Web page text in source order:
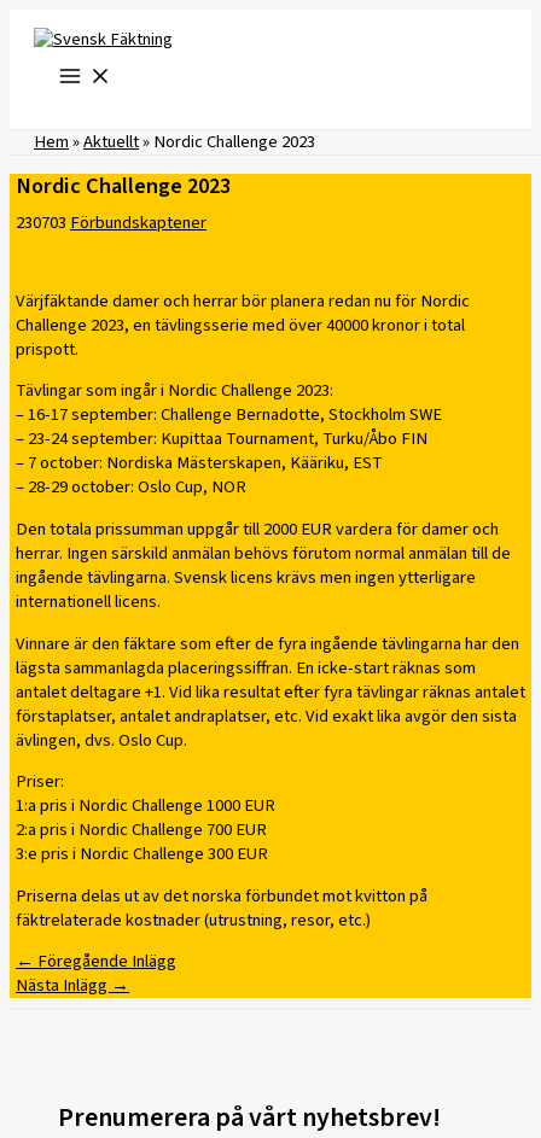
innehåll
Hem»Aktuellt»Nordic Challenge 2023
Nordic Challenge 2023
230703Förbundskaptener
Värjfäktande damer och herrar bör planera redan nu för Nordic
Challenge 2023, en tävlingsserie med över 40000 kronor i total
prispott.
Tävlingar som ingår i Nordic Challenge 2023:
– 16-17 september: Challenge Bernadotte, Stockholm SWE
– 23-24 september: Kupittaa Tournament, Turku/Åbo FIN
– 7 october: Nordiska Mästerskapen, Kääriku, EST
– 28-29 october: Oslo Cup, NOR
Den totala prissumman uppgår till 2000 EUR vardera för damer och
herrar. Ingen särskild anmälan behövs förutom normal anmälan till de
ingående tävlingarna. Svensk licens krävs men ingen ytterligare
internationell licens.
Vinnare är den fäktare som efter de fyra ingående tävlingarna har den
lägsta sammanlagda placeringssiffran. En icke-start räknas som
antalet deltagare +1. Vid lika resultat efter fyra tävlingar räknas antalet
förstaplatser, antalet andraplatser, etc. Vid exakt lika avgör den sista
ävlingen, dvs. Oslo Cup.
Priser:
1:a pris i Nordic Challenge 1000 EUR
2:a pris i Nordic Challenge 700 EUR
3:e pris i Nordic Challenge 300 EUR
Priserna delas ut av det norska förbundet mot kvitton på
fäktrelaterade kostnader (utrustning, resor, etc.)
←Föregående Inlägg
Nästa Inlägg→
Prenumerera på vårt nyhetsbrev!